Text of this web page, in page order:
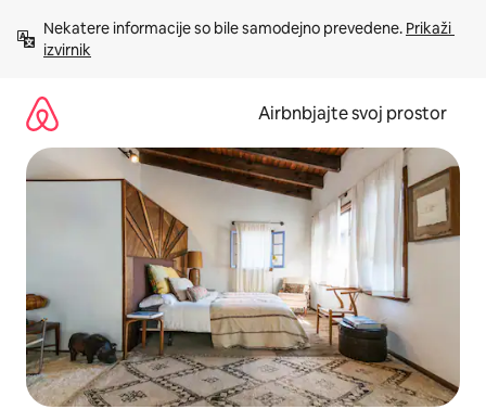
vsebino
Nekatere informacije so bile samodejno prevedene. Prikaži
izvirnik
Airbnbjajte svoj prostor